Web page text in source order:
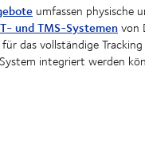
umfassen physische
und TMS-Systemenvon
das vollständige
integriert werden